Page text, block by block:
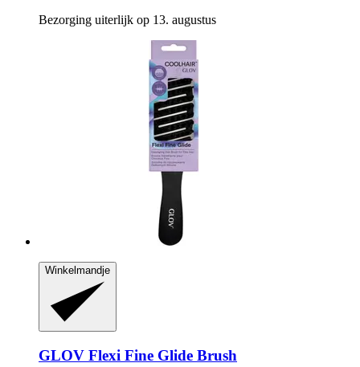
Bezorging uiterlijk op 13. augustus
Winkelmandje
GLOV Flexi Fine Glide Brush